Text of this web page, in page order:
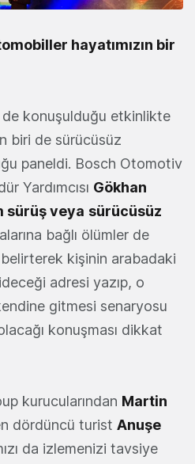
hayatımızın bir
konuşulduğu etkinlikte
biri de sürücüsüz
paneldi. Bosch Otomotiv
Yardımcısı Gökhan
sürüş veya sürücüsüz
bağlı ölümler de
belirterek kişinin arabadaki
adresi yazıp, o
gitmesi senaryosu
konuşması dikkat
kurucularından Martin
dördüncü turist Anuşe
da izlemenizi tavsiye